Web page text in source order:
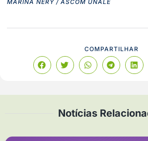
MARINA NERY / ASCOM UNALE
COMPARTILHAR
Notícias